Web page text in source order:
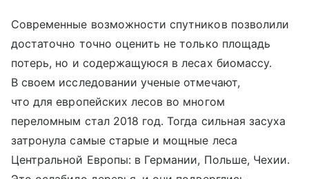
Современные возможности спутников позволили
достаточно точно оценить не только площадь
потерь, но и содержащуюся в лесах биомассу.
В своем исследовании ученые отмечают,
что для европейских лесов во многом
переломным стал 2018 год. Тогда сильная засуха
затронула самые старые и мощные леса
Центральной Европы: в Германии, Польше, Чехии.